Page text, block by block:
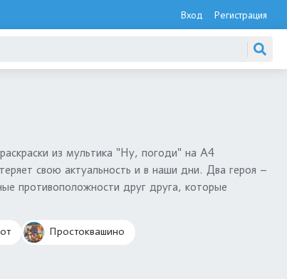
Вход Регистрация
из мультика "Ну, погоди" на А4
свою актуальность и в наши дни. Два героя –
противоположности друг друга, которые
Простоквашино